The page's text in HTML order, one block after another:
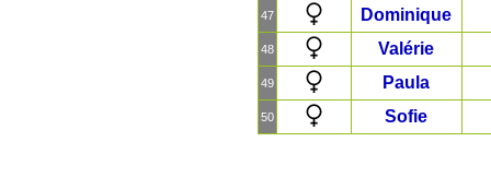
47 Dominique
48 Valérie
49 Paula
50 Sofie